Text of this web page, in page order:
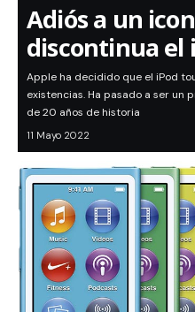
Adiós a un
discontinua el
Apple ha decidido que el iPod
existencias. Ha pasado a ser un
de 20 años de historia
11 Mayo 2022